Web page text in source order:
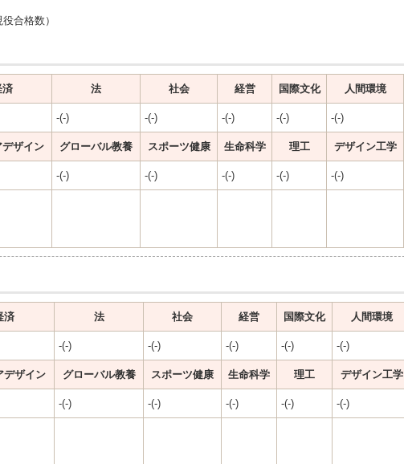
合格数）
済 法 社会 経営 国際文化 人間環境
-(-) -(-) -(-) -(-) -(-)
デザイン グローバル教養 スポーツ健康 生命科学 理工 デザイン工学
-(-) -(-) -(-) -(-) -(-)
済 法 社会 経営 国際文化 人間環境
-(-) -(-) -(-) -(-) -(-)
デザイン グローバル教養 スポーツ健康 生命科学 理工 デザイン工学
-(-) -(-) -(-) -(-) -(-)